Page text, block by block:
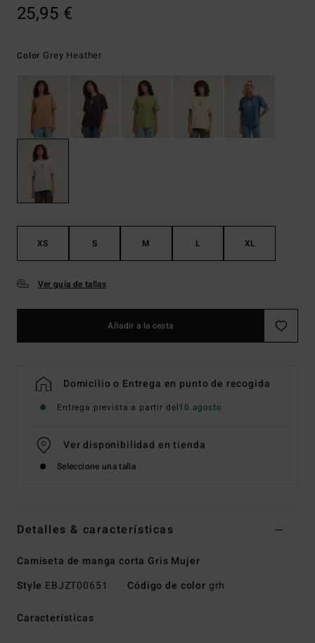
25,95 €
Color Grey Heather
XS S M L XL
Ver guía de tallas
Añadir a la cesta
Domicilio o Entrega en punto de recogida
Entrega prevista a partir del10 agosto
Ver disponibilidad en tienda
Seleccione una talla
Detalles & características
Camiseta de manga corta Gris Mujer
Style EBJZT00651 Código de color grh
Características